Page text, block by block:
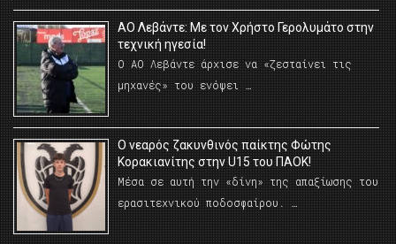
ΑΟ Λεβάντε: Με τον Χρήστο Γερολυμάτο στην
τεχνική ηγεσία!
Ο ΑΟ Λεβάντε άρχισε να «ζεσταίνει τις
μηχανές» του ενόψει …
O νεαρός ζακυνθινός παίκτης Φώτης
Κορακιανίτης στην U15 του ΠΑΟΚ!
Μέσα σε αυτή την «δίνη» της απαξίωσης του
ερασιτεχνικού ποδοσφαίρου. …